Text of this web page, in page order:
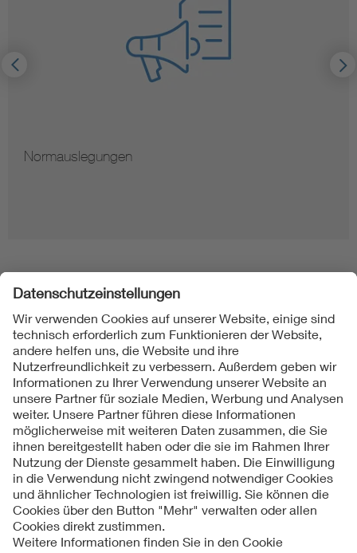
Normauslegungen
Folgen Sie uns
Kontakt
Impressum
Datenschutzinformationen